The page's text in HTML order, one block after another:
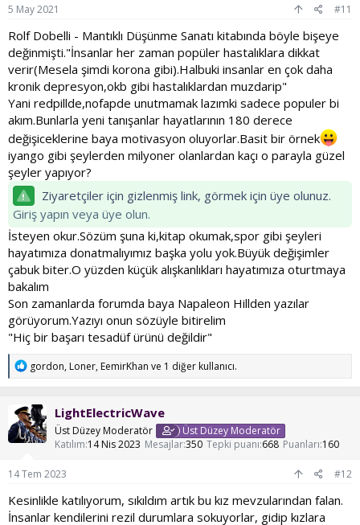
5 May 2021 #11
Rolf Dobelli - Mantıklı Düşünme Sanatı kitabında böyle bişeye
değinmişti."İnsanlar her zaman popüler hastalıklara dikkat
verir(Mesela şimdi korona gibi).Halbuki insanlar en çok daha
kronik depresyon,okb gibi hastalıklardan muzdarip"
Yani redpillde,nofapde unutmamak lazımki sadece populer bi
akım.Bunlarla yeni tanışanlar hayatlarının 180 derece
değişiceklerine baya motivasyon oluyorlar.Basit bir örnek
iyango gibi şeylerden milyoner olanlardan kaçı o parayla güzel
şeyler yapıyor?
Ziyaretçiler için gizlenmiş link, görmek için üye olunuz.
Giriş yapın veya üye olun.
İsteyen okur.Sözüm şuna ki,kitap okumak,spor gibi şeyleri
hayatımıza donatmalıyımız başka yolu yok.Büyük değişimler
çabuk biter.O yüzden küçük alışkanlıkları hayatımıza oturtmaya
bakalım
Son zamanlarda forumda baya Napaleon Hillden yazılar
görüyorum.Yazıyı onun sözüyle bitirelim
"Hiç bir başarı tesadüf ürünü değildir"
T
p
k
i
l
e
gordon,Loner,EemirKhan ve 1 diğer kullanıcı.
LightElectricWave
Üst Düzey Moderatör
Üst Düzey Moderatör
Katılım 14 Nis 2023 Mesajlar350 Tepki puanı 668 Puanları 160
14 Tem 2023 #12
Kesinlikle katılıyorum, sıkıldım artık bu kız mevzularından falan.
İnsanlar kendilerini rezil durumlara sokuyorlar, gidip kızlara